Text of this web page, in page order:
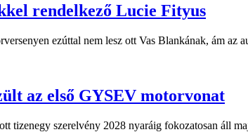
rendelkező Lucie Fityus
ezúttal nem lesz ott Vas Blankának, ám az
az első GYSEV motorvonat
tizenegy szerelvény 2028 nyaráig fokozatosan áll